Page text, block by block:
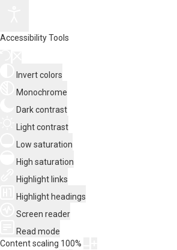
Accessibility Tools
Invert colors
Monochrome
Dark contrast
Light contrast
Low saturation
High saturation
Highlight links
Highlight headings
Screen reader
Read mode
Content scaling 100%